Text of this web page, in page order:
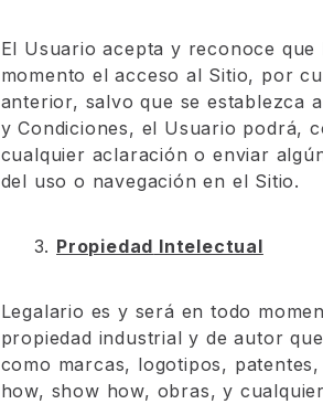
El Usuario acepta y reconoce
momento el acceso al Sitio, por
anterior, salvo que se establezca
y Condiciones, el Usuario podrá,
cualquier aclaración o enviar
del uso o navegación en el Sitio.
3. Propiedad Intelectual
Legalario es y será en todo
propiedad industrial y de autor
como marcas, logotipos,
how, show how, obras, y